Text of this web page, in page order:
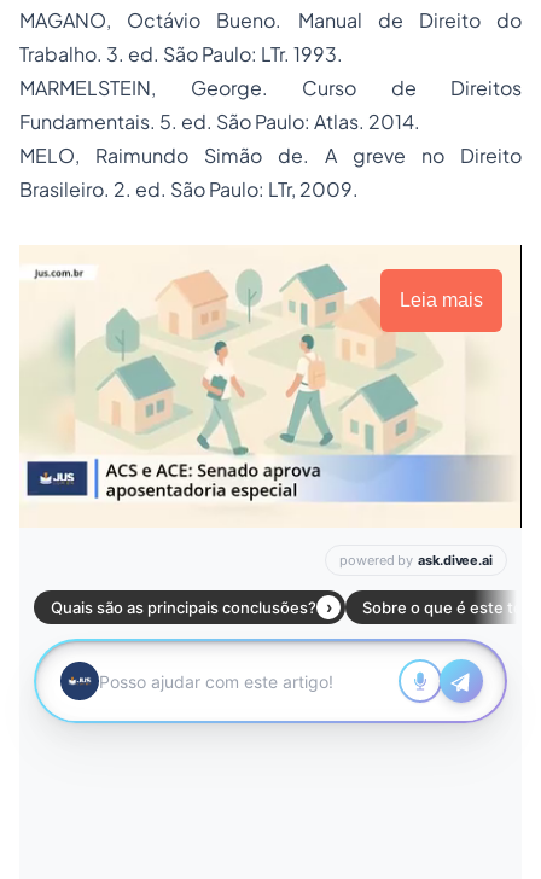
MAGANO, Octávio Bueno. Manual de Direito do
Trabalho. 3. ed. São Paulo: LTr. 1993.
MARMELSTEIN, George. Curso de Direitos
Fundamentais. 5. ed. São Paulo: Atlas. 2014.
MELO, Raimundo Simão de. A greve no Direito
Brasileiro. 2. ed. São Paulo: LTr, 2009.
Leia mais